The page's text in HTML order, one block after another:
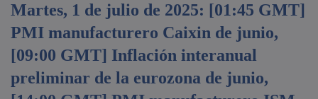
Martes, 1 de julio de 2025: [01:45 GMT]
PMI manufacturero Caixin de junio,
[09:00 GMT] Inflación interanual
preliminar de la eurozona de junio,